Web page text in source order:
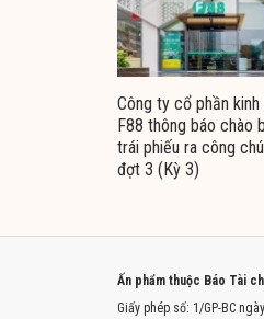
Công ty cổ phần kinh
F88 thông báo chào
trái phiếu ra công
đợt 3 (Kỳ 3)
Ấn phẩm thuộc Báo Tài
Giấy phép số: 1/GP-BC